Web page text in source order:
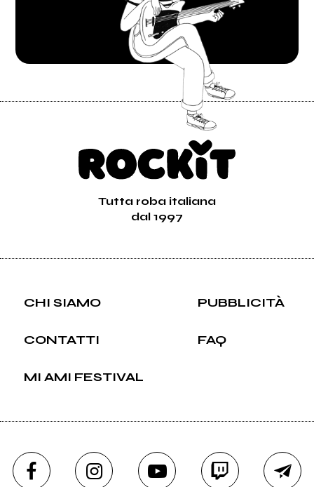
Tutta roba italiana
dal 1997
CHI SIAMO PUBBLICITÀ
CONTATTI FAQ
MI AMI FESTIVAL